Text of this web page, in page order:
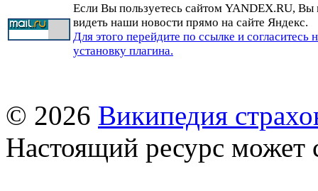
Если Вы пользуетесь сайтом YANDEX.RU, Вы
видеть наши новости прямо на сайте Яндекс.
Для этого перейдите по ссылке и согласитесь
установку плагина.
© 2026 Википедия
Настоящий ресурс может